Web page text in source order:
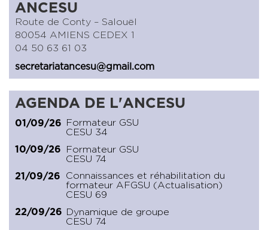
ANCESU
Route de Conty – Salouël
80054 AMIENS CEDEX 1
04 50 63 61 03
secretariatancesu@gmail.com
AGENDA DE L'ANCESU
01/09/26
Formateur GSU
CESU 34
10/09/26
Formateur GSU
CESU 74
21/09/26
Connaissances et réhabilitation du
formateur AFGSU (Actualisation)
CESU 69
22/09/26 Dynamique de groupe
CESU 74